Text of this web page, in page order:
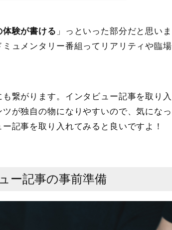
体験が書ける 」っといった部分だと思いま
ュメンタリー番組ってリアリティや臨場
繋がります。インタビュー記事を取り入
が独自の物になりやすいので、気になっ
記事を取り入れてみると良いですよ！
ー記事の事前準備